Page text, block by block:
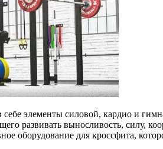
элементы силовой, кардио и
развивать выносливость, силу,
оборудование для кроссфита,